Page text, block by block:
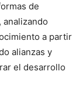
de
a partir
alianzas y
el desarrollo